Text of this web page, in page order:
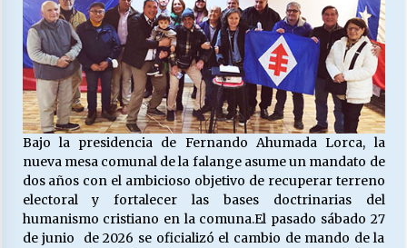
25/06/2026
¿Qué habrían dicho?
23/06/2026
VOLVER A SER ALTERNATIVA
16/06/2026
MUNICIPALIDADES, HONORARIOS, DESPIDOS
Bajo la presidencia de Fernando Ahumada Lorca, la
nueva mesa comunal de la falange asume un mandato de
dos años con el ambicioso objetivo de recuperar terreno
electoral y fortalecer las bases doctrinarias del
humanismo cristiano en la comuna.El pasado sábado 27
de junio de 2026 se oficializó el cambio de mando de la